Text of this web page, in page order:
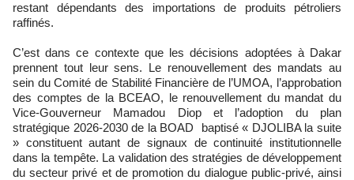
restant dépendants des importations de produits pétroliers
raffinés.
C’est dans ce contexte que les décisions adoptées à Dakar
prennent tout leur sens. Le renouvellement des mandats au
sein du Comité de Stabilité Financière de l’UMOA, l’approbation
des comptes de la BCEAO, le renouvellement du mandat du
Vice-Gouverneur Mamadou Diop et l’adoption du plan
stratégique 2026-2030 de la BOAD baptisé « DJOLIBA la suite
» constituent autant de signaux de continuité institutionnelle
dans la tempête. La validation des stratégies de développement
du secteur privé et de promotion du dialogue public-privé, ainsi